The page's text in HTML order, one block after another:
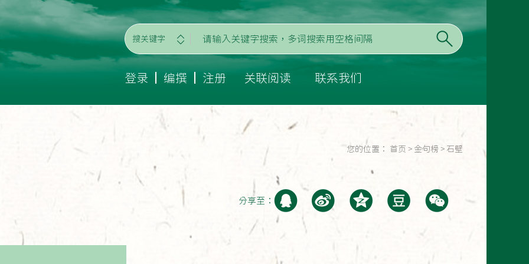
搜关键字
登录 编撰 注册 关联阅读 联系我们
您的位置： 首页 > 金句榜 > 石壁
分享至：